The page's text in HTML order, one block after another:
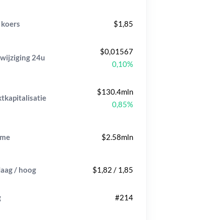
koers $1,85
24u
$0,01567
0,10%
$130.4mln
0,85%
$2.58mln
/ hoog $1,82 / 1,85
#214